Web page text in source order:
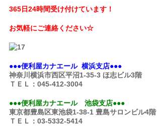
365日24時間受け付けています！
お気軽にご連絡ください☆
●●●便利屋カナエール 横浜支店●●●
神奈川横浜市西区平沼1-35-3 ほ志ビル3階
ＴＥＬ：045-412-3004
●●●便利屋カナエール 池袋支店●●●
東京都豊島区東池袋1-38-1 豊島サロンビル4階
ＴＥＬ：03-5332-5414